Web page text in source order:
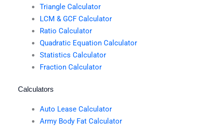
Triangle Calculator
LCM & GCF Calculator
Ratio Calculator
Quadratic Equation Calculator
Statistics Calculator
Fraction Calculator
Calculators
Auto Lease Calculator
Army Body Fat Calculator